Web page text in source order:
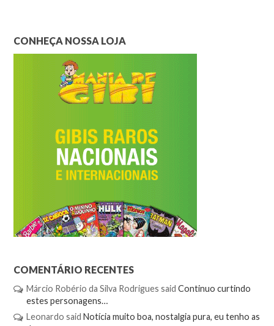
CONHEÇA NOSSA LOJA
COMENTÁRIO RECENTES
Márcio Robério da Silva Rodrigues said Continuo curtindo
estes personagens…
Leonardo said Notícia muito boa, nostalgia pura, eu tenho as